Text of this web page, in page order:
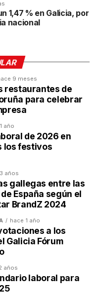
duda las ayudas
y marketing
1,47 % en Galicia, por
nacional
9 meses
restaurantes de
para celebrar
año
de 2026 en
los festivos
años
gallegas entre las
España según el
BrandZ 2024
hace 1 año
a los
Galicia Fórum
años
laboral para